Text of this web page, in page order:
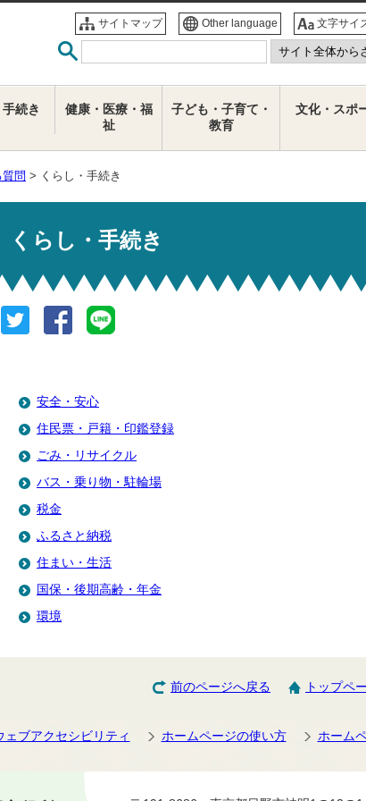
サイトマップ Other language 文字サイ
手続き
健康・医療・福
祉
子ども・子育て・
教育
文化・スポ
質問 > くらし・手続き
くらし・手続き
安全・安心
住民票・戸籍・印鑑登録
ごみ・リサイクル
バス・乗り物・駐輪場
税金
ふるさと納税
住まい・生活
国保・後期高齢・年金
環境
前のページへ戻る トップペ
ェブアクセシビリティ ホームページの使い方 ホーム